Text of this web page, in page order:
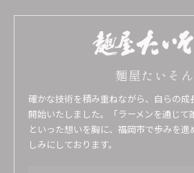
麺屋たいそん
確かな技術を積み重ねながら、自らの成
開始いたしました。「ラーメンを通じて
といった想いを胸に、福岡市で歩みを
しみにしております。